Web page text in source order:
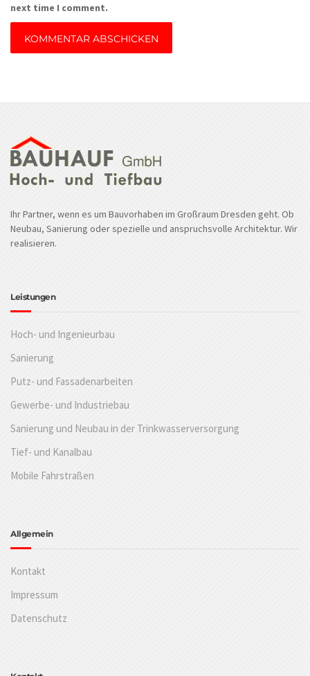
next time I comment.
Ihr Partner, wenn es um Bauvorhaben im Großraum Dresden geht. Ob
Neubau, Sanierung oder spezielle und anspruchsvolle Architektur. Wir
realisieren.
Leistungen
Hoch- und Ingenieurbau
Sanierung
Putz- und Fassadenarbeiten
Gewerbe- und Industriebau
Sanierung und Neubau in der Trinkwasserversorgung
Tief- und Kanalbau
Mobile Fahrstraßen
Allgemein
Kontakt
Impressum
Datenschutz